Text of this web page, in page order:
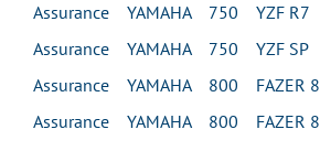
Assurance YAMAHA 750 YZF R7
Assurance YAMAHA 750 YZF SP
Assurance YAMAHA 800 FAZER 8
Assurance YAMAHA 800 FAZER 8